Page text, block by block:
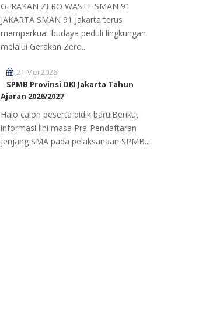
GERAKAN ZERO WASTE SMAN 91
JAKARTA SMAN 91 Jakarta terus
memperkuat budaya peduli lingkungan
melalui Gerakan Zero...
21 Mei 2026
SPMB Provinsi DKI Jakarta Tahun
Ajaran 2026/2027
Halo calon peserta didik baru!Berikut
informasi lini masa Pra-Pendaftaran
jenjang SMA pada pelaksanaan SPMB...